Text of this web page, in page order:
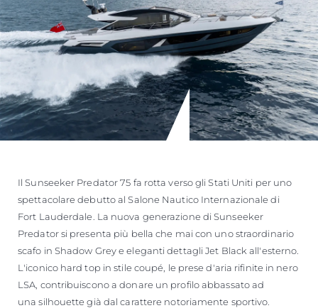
Il Sunseeker Predator 75 fa rotta verso gli Stati Uniti per uno
spettacolare debutto al Salone Nautico Internazionale di
Fort Lauderdale. La nuova generazione di Sunseeker
Predator si presenta più bella che mai con uno straordinario
scafo in Shadow Grey e eleganti dettagli Jet Black all'esterno.
L'iconico hard top in stile coupé, le prese d'aria rifinite in nero
LSA, contribuiscono a donare un profilo abbassato ad
una silhouette già dal carattere notoriamente sportivo.